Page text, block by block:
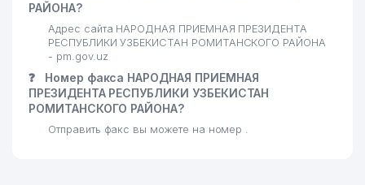
РАЙОНА?
Адрес сайта НАРОДНАЯ ПРИЕМНАЯ ПРЕЗИДЕНТА
РЕСПУБЛИКИ УЗБЕКИСТАН РОМИТАНСКОГО РАЙОНА
- pm.gov.uz
❓
Номер факса НАРОДНАЯ ПРИЕМНАЯ
ПРЕЗИДЕНТА РЕСПУБЛИКИ УЗБЕКИСТАН
РОМИТАНСКОГО РАЙОНА?
Отправить факс вы можете на номер .